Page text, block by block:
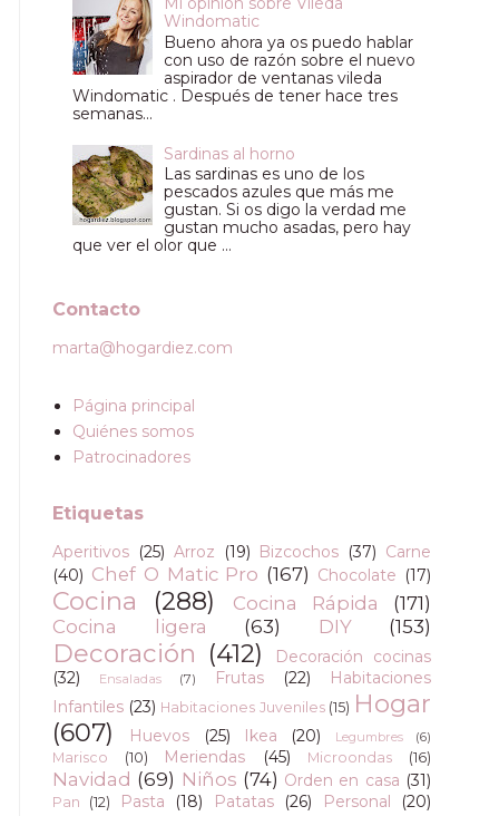
Windomatic
Bueno ahora ya os puedo hablar
con uso de razón sobre el nuevo
aspirador de ventanas vileda
Windomatic . Después de tener hace tres
semanas...
Sardinas al horno
Las sardinas es uno de los
pescados azules que más me
gustan. Si os digo la verdad me
gustan mucho asadas, pero hay
que ver el olor que ...
Contacto
marta@hogardiez.com
Página principal
Quiénes somos
Patrocinadores
Etiquetas
Aperitivos (25) Arroz (19) Bizcochos (37) Carne
(40) Chef O Matic Pro (167) Chocolate (17)
Cocina (288) Cocina Rápida
(171)
Cocina ligera
(63) DIY (153)
Decoración (412)
Decoración cocinas
(32)
Ensaladas (7) Frutas (22)
Habitaciones
Infantiles (23) Habitaciones Juveniles (15) Hogar
(607)
Huevos (25) Ikea (20) Legumbres (6)
Marisco (10) Meriendas (45) Microondas (16)
Navidad (69) Niños (74) Orden en casa (31)
Pan (12) Pasta (18) Patatas (26) Personal
(20)